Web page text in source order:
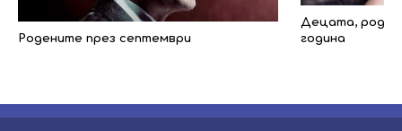
Родените през септември
Децата,
година